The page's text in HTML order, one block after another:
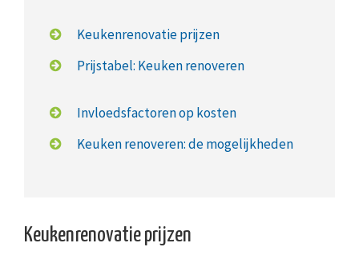
Keukenrenovatie prijzen
Prijstabel: Keuken renoveren
Invloedsfactoren op kosten
Keuken renoveren: de mogelijkheden
Keukenrenovatie prijzen